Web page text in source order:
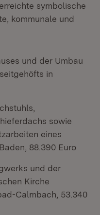
symbolische
kommunale und
und der Umbau
in
sowie
eines
88.390 Euro
und der
Kirche
Calmbach, 53.340